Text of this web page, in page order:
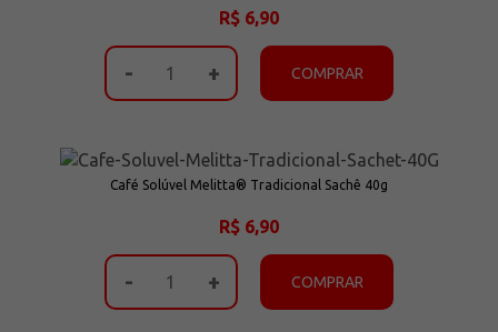
R$ 6,90
- + COMPRAR
Café Solúvel Melitta® Tradicional Sachê 40g
R$ 6,90
- + COMPRAR